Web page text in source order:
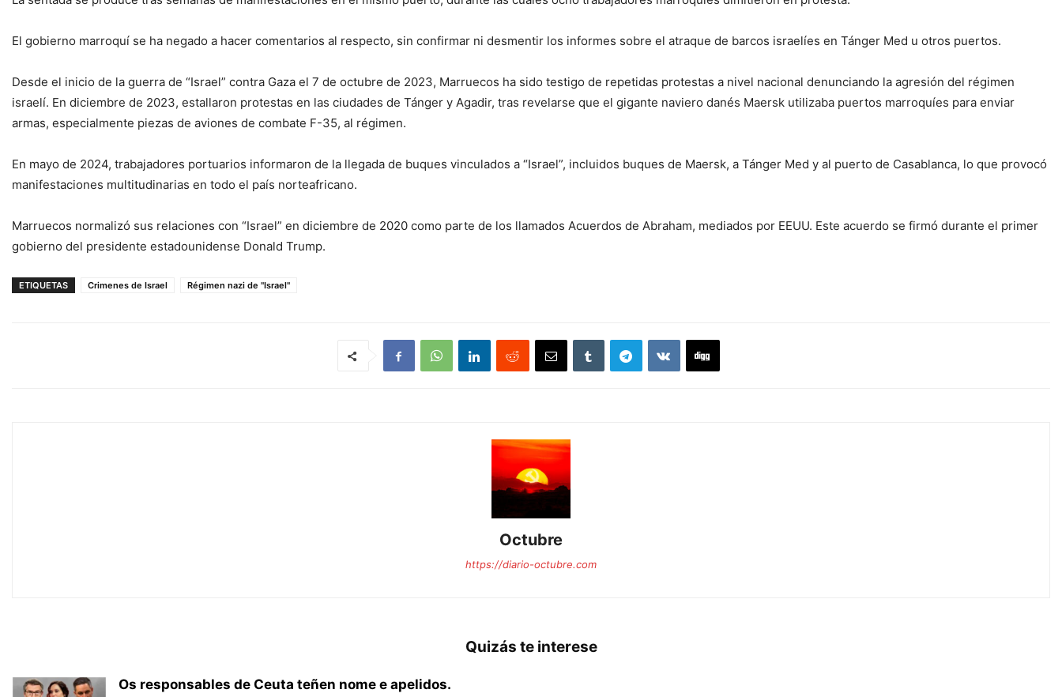
El gobierno marroquí se ha negado a hacer comentarios al respecto, sin confirmar ni desmentir los informes sobre el atraque de barcos israelíes en Tánger Med u otros puertos.
Desde el inicio de la guerra de “Israel” contra Gaza el 7 de octubre de 2023, Marruecos ha sido testigo de repetidas protestas a nivel nacional denunciando la agresión del régimen
israelí. En diciembre de 2023, estallaron protestas en las ciudades de Tánger y Agadir, tras revelarse que el gigante naviero danés Maersk utilizaba puertos marroquíes para enviar
armas, especialmente piezas de aviones de combate F-35, al régimen.
En mayo de 2024, trabajadores portuarios informaron de la llegada de buques vinculados a “Israel”, incluidos buques de Maersk, a Tánger Med y al puerto de Casablanca, lo que provocó
manifestaciones multitudinarias en todo el país norteafricano.
Marruecos normalizó sus relaciones con “Israel” en diciembre de 2020 como parte de los llamados Acuerdos de Abraham, mediados por EEUU. Este acuerdo se firmó durante el primer
gobierno del presidente estadounidense Donald Trump.
ETIQUETAS Crimenes de Israel Régimen nazi de "Israel"
Octubre
https://diario-octubre.com
Quizás te interese
Os responsables de Ceuta teñen nome e apelidos.